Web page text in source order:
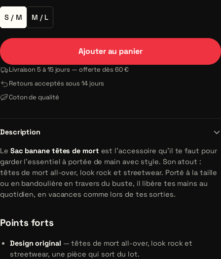
S / M M / L
Ajouter au panier
Livraison 5 à 15 jours — offerte dès 60 €
Retours acceptés sous 14 jours
Coton de qualité
Description
Le Sac banane têtes de mort est l'accessoire qu'il te faut pour
garder l'essentiel à portée de main avec style. Son atout :
têtes de mort all-over, look rock et streetwear. Porté à la taille
ou en bandoulière en travers du buste, il libère tes mains au
quotidien, en vacances comme lors de tes sorties.
Points forts
Design original — têtes de mort all-over, look rock et
streetwear, une pièce qui sort du lot.